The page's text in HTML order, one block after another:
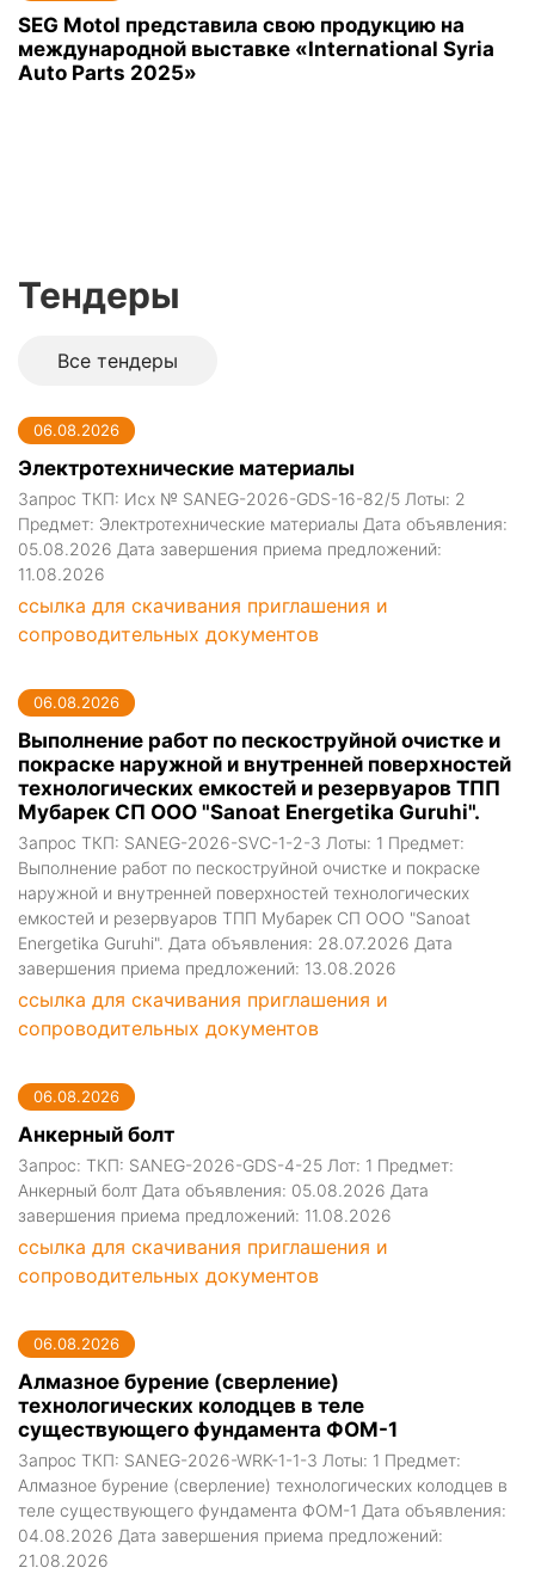
SEG Motol представила свою продукцию на
международной выставке «International Syria
Auto Parts 2025»
Тендеры
Все тендеры
06.08.2026
Электротехнические материалы
Запрос ТКП: Исх № SANEG-2026-GDS-16-82/5 Лоты: 2
Предмет: Электротехнические материалы Дата объявления:
05.08.2026 Дата завершения приема предложений:
11.08.2026
ссылка для скачивания приглашения и
сопроводительных документов
06.08.2026
Выполнение работ по пескоструйной очистке и
покраске наружной и внутренней поверхностей
технологических емкостей и резервуаров ТПП
Мубарек СП ООО "Sanoat Energetika Guruhi".
Запрос ТКП: SANEG-2026-SVC-1-2-3 Лоты: 1 Предмет:
Выполнение работ по пескоструйной очистке и покраске
наружной и внутренней поверхностей технологических
емкостей и резервуаров ТПП Мубарек СП ООО "Sanoat
Energetika Guruhi". Дата объявления: 28.07.2026 Дата
завершения приема предложений: 13.08.2026
ссылка для скачивания приглашения и
сопроводительных документов
06.08.2026
Анкерный болт
Запрос: ТКП: SANEG-2026-GDS-4-25 Лот: 1 Предмет:
Анкерный болт Дата объявления: 05.08.2026 Дата
завершения приема предложений: 11.08.2026
ссылка для скачивания приглашения и
сопроводительных документов
06.08.2026
Алмазное бурение (сверление)
технологических колодцев в теле
существующего фундамента ФОМ-1
Запрос ТКП: SANEG-2026-WRK-1-1-3 Лоты: 1 Предмет:
Алмазное бурение (сверление) технологических колодцев в
теле существующего фундамента ФОМ-1 Дата объявления:
04.08.2026 Дата завершения приема предложений:
21.08.2026